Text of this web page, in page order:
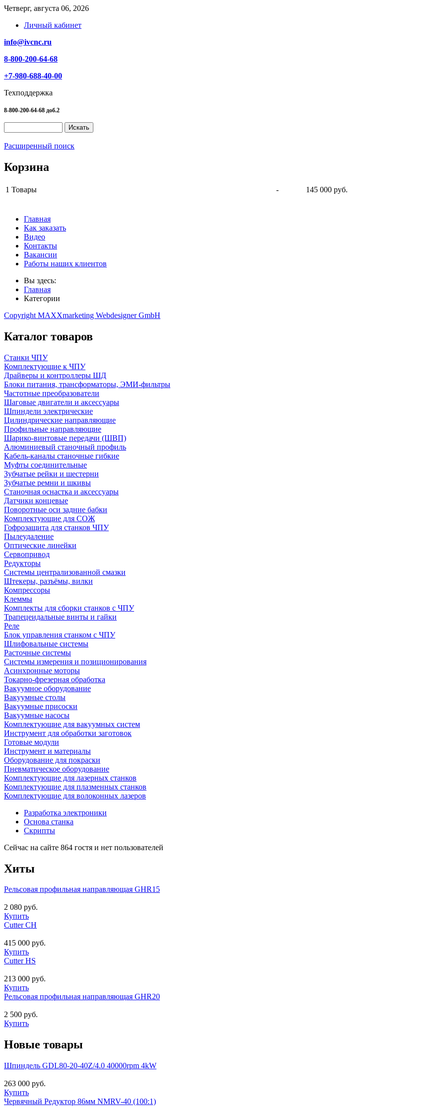
Четверг, августа 06, 2026
Личный кабинет
info@ivcnc.ru
8-800-200-64-68
+7-980-688-40-00
Техподдержка
8-800-200-64-68 доб.2
Расширенный поиск
Корзина
1 Товары -
145 000 руб.
Главная
Как заказать
Видео
Контакты
Вакансии
Работы наших клиентов
Вы здесь:
Главная
Категории
Copyright MAXXmarketing Webdesigner GmbH
Каталог товаров
Станки ЧПУ
Комплектующие к ЧПУ
Драйверы и контроллеры ШД
Блоки питания, трансформаторы, ЭМИ-фильтры
Частотные преобразователи
Шаговые двигатели и аксессуары
Шпиндели электрические
Цилиндрические направляющие
Профильные направляющие
Шарико-винтовые передачи (ШВП)
Алюминиевый станочный профиль
Кабель-каналы станочные гибкие
Муфты соединительные
Зубчатые рейки и шестерни
Зубчатые ремни и шкивы
Станочная оснастка и аксессуары
Датчики концевые
Поворотные оси задние бабки
Комплектующие для СОЖ
Гофрозащита для станков ЧПУ
Пылеудаление
Оптические линейки
Сервопривод
Редукторы
Системы централизованной смазки
Штекеры, разъёмы, вилки
Компрессоры
Клеммы
Комплекты для сборки станков с ЧПУ
Трапецеидальные винты и гайки
Реле
Блок управления станком с ЧПУ
Шлифовальные системы
Расточные системы
Системы измерения и позиционирования
Асинхронные моторы
Токарно-фрезерная обработка
Вакуумное оборудование
Вакуумные столы
Вакуумные присоски
Вакуумные насосы
Комплектующие для вакуумных систем
Инструмент для обработки заготовок
Готовые модули
Инструмент и материалы
Оборудование для покраски
Пневматическое оборудование
Комплектующие для лазерных станков
Комплектующие для плазменных станков
Комплектующие для волоконных лазеров
Разработка электроники
Основа станка
Скрипты
Сейчас на сайте 864 гостя и нет пользователей
Хиты
Рельсовая профильная направляющая GHR15
2 080 руб.
Купить
Cutter CH
415 000 руб.
Купить
Cutter HS
213 000 руб.
Купить
Рельсовая профильная направляющая GHR20
2 500 руб.
Купить
Новые товары
Шпиндель GDL80-20-40Z/4.0 40000rpm 4kW
263 000 руб.
Купить
Червячный Редуктор 86мм NMRV-40 (100:1)